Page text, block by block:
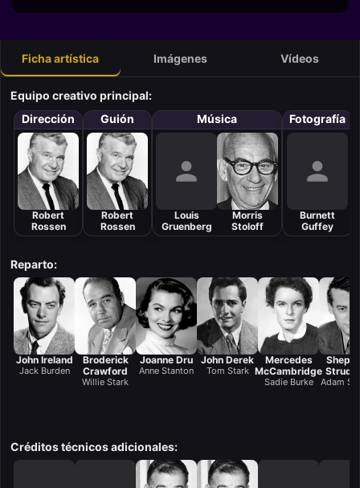
Ficha artística Imágenes Vídeos
Equipo creativo principal:
Dirección
Robert
Rossen
Guión
Robert
Rossen
Música
Louis
Gruenberg
Morris
Stoloff
Fotografía
Burnett
Guffey
Reparto:
John Ireland
Jack Burden
Broderick
Crawford
Willie Stark
Joanne Dru
Anne Stanton
John Derek
Tom Stark
Mercedes
McCambridge
Sadie Burke Adam
Créditos técnicos adicionales: